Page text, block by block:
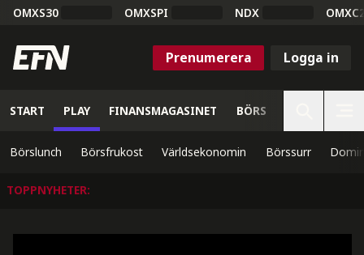
OMXS30 OMXSPI NDX
Prenumerera Logga in
START PLAY FINANSMAGASINET BÖRS
Börslunch Börsfrukost Världsekonomin Börssurr
TOPPNYHETER: